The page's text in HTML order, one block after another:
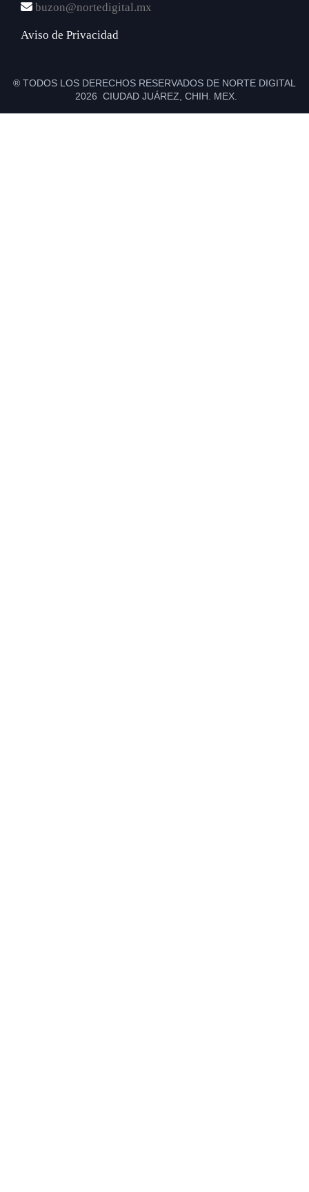
buzon@nortedigital.mx
Aviso de Privacidad
® TODOS LOS DERECHOS RESERVADOS DE NORTE DIGITAL
2026 CIUDAD JUÁREZ, CHIH. MEX.